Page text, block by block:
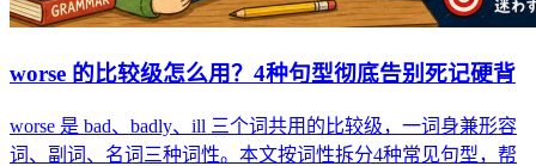
worse 的比较级怎么用？4种句型彻底告别死记硬背
worse 是 bad、badly、ill 三个词共用的比较级，一词身兼形容
词、副词、名词三种词性。本文按词性拆分4种常见句型，帮